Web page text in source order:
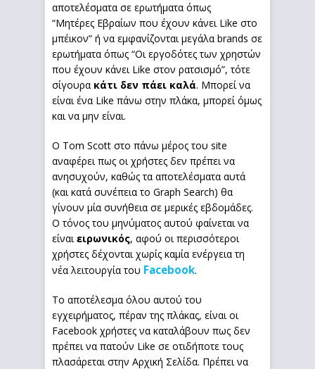
αποτελέσματα σε ερωτήματα όπως
“Μητέρες Εβραίων που έχουν κάνει Like στο
μπέικον” ή να εμφανίζονται μεγάλα brands σε
ερωτήματα όπως “Οι εργοδότες των χρηστών
που έχουν κάνει Like στον ρατσισμό”, τότε
σίγουρα κάτι δεν πάει καλά. Μπορεί να
είναι ένα Like πάνω στην πλάκα, μπορεί όμως
και να μην είναι.
Ο Tom Scott στο πάνω μέρος του site
αναφέρει πως οι χρήστες δεν πρέπει να
ανησυχούν, καθώς τα αποτελέσματα αυτά
(και κατά συνέπεια το Graph Search) θα
γίνουν μία συνήθεια σε μερικές εβδομάδες.
Ο τόνος του μηνύματος αυτού φαίνεται να
είναιειρωνικός, αφού οι περισσότεροι
χρήστες δέχονται χωρίς καμία ενέργεια τη
νέα λειτουργία του Facebook.
Το αποτέλεσμα όλου αυτού του
εγχειρήματος, πέραν της πλάκας, είναι οι
Facebook χρήστες να καταλάβουν πως δεν
πρέπει να πατούν Like σε οτιδήποτε τους
πλασάρεται στην Αρχική Σελίδα. Πρέπει να